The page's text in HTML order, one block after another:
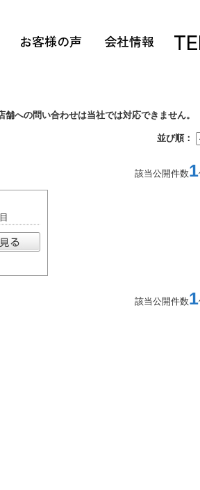
お客様の声 会社情報
への問い合わせは当社では対応できません。
並び順：
該当公開件数1
該当公開件数1